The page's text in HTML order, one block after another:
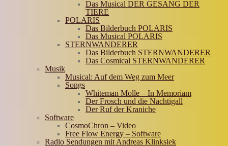
Das Musical DER GESANG DER
TIERE
POLARIS
Das Bilderbuch POLARIS
Das Musical POLARIS
STERNWANDERER
Das Bilderbuch STERNWANDERER
Das Cosmical STERNWANDERER
Musik
Musical: Auf dem Weg zum Meer
Songs
Whiteman Molle – In Memoriam
Der Frosch und die Nachtigall
Der Ruf der Kraniche
Software
CosmoChron – Video
Free Flow Energy – Software
Radio Sendungen mit Andreas Klinksiek